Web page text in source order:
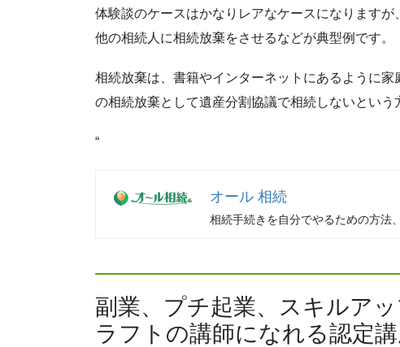
体験談のケースはかなりレアなケースになります
他の相続人に相続放棄をさせるなどが典型例です。
相続放棄は、書籍やインターネットにあるように
の相続放棄として遺産分割協議で相続しないという
“
オール 相続
相続手続きを自分でやるための方法
副業、プチ起業、スキルア
ラフトの講師になれる認定